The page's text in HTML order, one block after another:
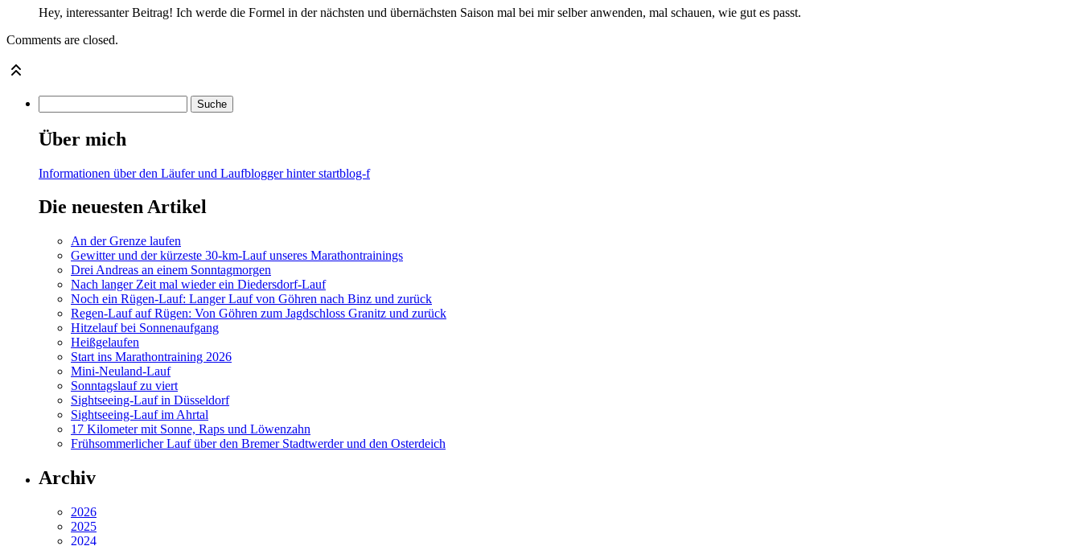
Hey, interessanter Beitrag! Ich werde die Formel in der nächsten und übernächsten Saison mal bei mir selber anwenden, mal schauen, wie gut es passt.
Comments are closed.
Über mich
Informationen über den Läufer und Laufblogger hinter startblog-f
Die neuesten Artikel
An der Grenze laufen
Gewitter und der kürzeste 30-km-Lauf unseres Marathontrainings
Drei Andreas an einem Sonntagmorgen
Nach langer Zeit mal wieder ein Diedersdorf-Lauf
Noch ein Rügen-Lauf: Langer Lauf von Göhren nach Binz und zurück
Regen-Lauf auf Rügen: Von Göhren zum Jagdschloss Granitz und zurück
Hitzelauf bei Sonnenaufgang
Heißgelaufen
Start ins Marathontraining 2026
Mini-Neuland-Lauf
Sonntagslauf zu viert
Sightseeing-Lauf in Düsseldorf
Sightseeing-Lauf im Ahrtal
17 Kilometer mit Sonne, Raps und Löwenzahn
Frühsommerlicher Lauf über den Bremer Stadtwerder und den Osterdeich
Archiv
2026
2025
2024